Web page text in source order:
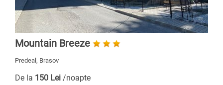
Mountain Breeze
Predeal, Brasov
De la 150 Lei /noapte